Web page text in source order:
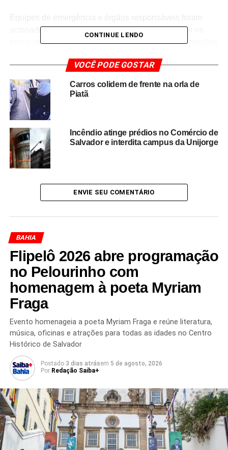
acionados para acompanhar a ocorrência e avaliar os
riscos no local. Até o momento, ainda não há informações
possíveis vítimas.
O caso ganhou forte repercussão nas plataformas digitais
e reacendeu o debate sobre a situação estrutural de
imóveis antigos e a necessidade de fiscalização
preocupação com a segurança de construções em
Salvador voltou ao centro das discussões após o
incidente deste sábado.
A área foi isolada para evitar novos acidentes e permitir o
trabalho das equipes técnicas. Moradores da região
autoridades.
Redação Saiba+
TÓPICOS RELACIONADOS
ESCOMBROS EM LUIS ANSELMO
ESTRUTURA DESABA BAHIA
MORADORES ASSUSTADOS SALVADOR
OCORRÊNCIA SALVADOR HOJE
PRÉDIO CAI EM SALVADOR
PRÉDIO DESABA EM SALVADOR
PRÉDIO DESABA NESTE SÁBADO
PRÉDIO DESTRUÍDO SALVADOR
CONTINUE LENDO
VOCÊ PODE GOSTAR
Carros colidem de frente na orla de
Piatã
Incêndio atinge prédios no Comércio de
Salvador e interdita campus da Unijorge
ENVIE SEU COMENTÁRIO
BAHIA
Flipelô 2026 abre programação
no Pelourinho com
homenagem à poeta Myriam
Fraga
Evento homenageia a poeta Myriam Fraga e reúne literatura,
música, oficinas e atrações para todas as idades no Centro
Histórico de Salvador
Postado 3 dias atrásem 5 de agosto, 2026
Por Redação Saiba+